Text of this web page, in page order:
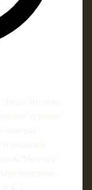
Носкова
турнире
выиграв
оказался
Мелихар
номером.
а